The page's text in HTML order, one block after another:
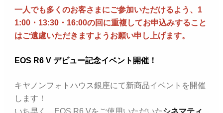
一人でも多くのお客さまにご参加いただけるよう、1
1:00・13:30・16:00の回に重複してお申込みすること
はご遠慮いただきますようお願い申し上げます。
EOS R6 V デビュー記念イベント開催！
キヤノンフォトハウス銀座にて新商品イベントを開催
します！
いち早く、EOS R6 Vをご使用いただいたシネマティ